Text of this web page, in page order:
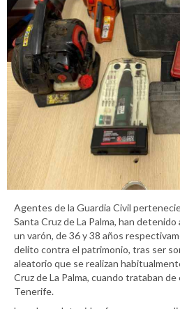
Agentes de la Guardia Civil
Santa Cruz de La Palma, han
un varón, de 36 y 38 años
delito contra el patrimonio, tras ser
aleatorio que se realizan
Cruz de La Palma, cuando trataban
Tenerife.